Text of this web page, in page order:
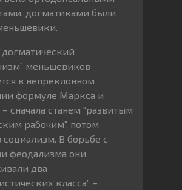
догматиками были
меньшевиков
в непреклонном
формуле Маркса и
– сначала станем “развитым
рабочим”, потом
В борьбе с
феодализма они
два
класса” –